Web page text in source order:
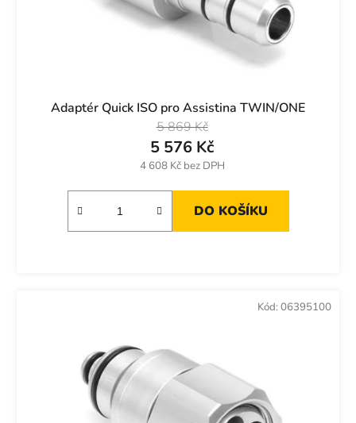
Adaptér Quick ISO pro Assistina TWIN/ONE
4 608 Kč bez DPH
5 576 Kč
5 869 Kč
DO KOŠÍKU
Kód: 06395100